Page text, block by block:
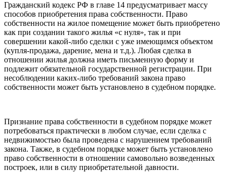
Гражданский кодекс РФ в главе 14 предусматривает массу
способов приобретения права собственности. Право
собственности на жилое помещение может быть приобретено
как при создании такого жилья «с нуля», так и при
совершении какой-либо сделки с уже имеющимся объектом
(купля-продажа, дарение, мена и т.д.). Любая сделка в
отношении жилья должна иметь письменную форму и
подлежит обязательной государственной регистрации. При
несоблюдении каких-либо требований закона право
собственности может быть установлено в судебном порядке.
Признание права собственности в судебном порядке может
потребоваться практически в любом случае, если сделка с
недвижимостью была проведена с нарушением требований
закона. Также, в судебном порядке может быть установлено
право собственности в отношении самовольно возведенных
построек, или в силу приобретательной давности.